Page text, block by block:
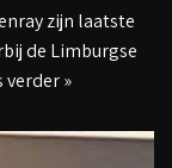
zijn laatste
de Limburgse
verder »